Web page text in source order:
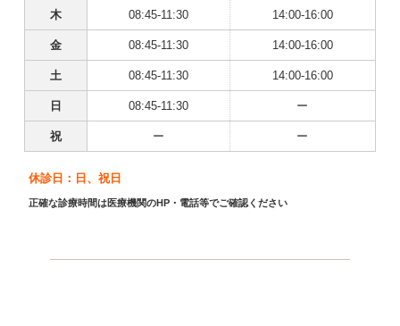
木 08:45-11:30 14:00-16:00
金 08:45-11:30 14:00-16:00
土 08:45-11:30 14:00-16:00
日 08:45-11:30 ー
祝 ー ー
休診日：日、祝日
正確な診療時間は医療機関のHP・電話等でご確認ください